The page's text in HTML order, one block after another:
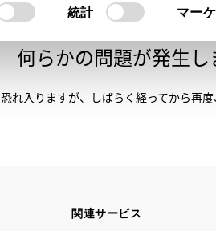
統計 マー
申し訳ございま
何らかの問題が発生し
恐れ入りますが、しばらく経ってから再度
関連サービス